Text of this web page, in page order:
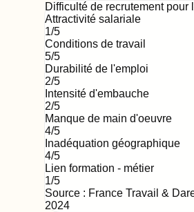
Difficulté de recrutement pour
Attractivité salariale
1/5
Conditions de travail
5/5
Durabilité de l'emploi
2/5
Intensité d'embauche
2/5
Manque de main d'oeuvre
4/5
Inadéquation géographique
4/5
Lien formation - métier
1/5
Source : France Travail &
2024